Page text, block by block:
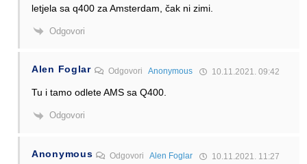
letjela sa q400 za Amsterdam, čak ni zimi.
Odgovori
Alen Foglar Odgovori Anonymous 10.11.2021. 09:42
Tu i tamo odlete AMS sa Q400.
Odgovori
Anonymous OdgovoriAlen Foglar 10.11.2021. 11:27